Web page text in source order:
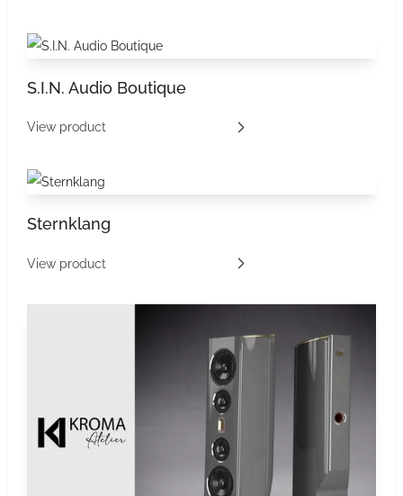
S.I.N. Audio Boutique
View product
Sternklang
View product